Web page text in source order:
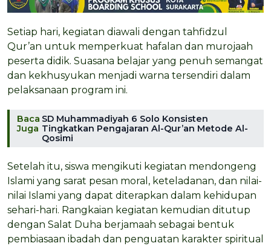
Setiap hari, kegiatan diawali dengan tahfidzul
Qur’an untuk memperkuat hafalan dan murojaah
peserta didik. Suasana belajar yang penuh semangat
dan kekhusyukan menjadi warna tersendiri dalam
pelaksanaan program ini.
Baca
Juga
SD Muhammadiyah 6 Solo Konsisten
Tingkatkan Pengajaran Al-Qur’an Metode Al-
Qosimi
Setelah itu, siswa mengikuti kegiatan mendongeng
Islami yang sarat pesan moral, keteladanan, dan nilai-
nilai Islami yang dapat diterapkan dalam kehidupan
sehari-hari. Rangkaian kegiatan kemudian ditutup
dengan Salat Duha berjamaah sebagai bentuk
pembiasaan ibadah dan penguatan karakter spiritual